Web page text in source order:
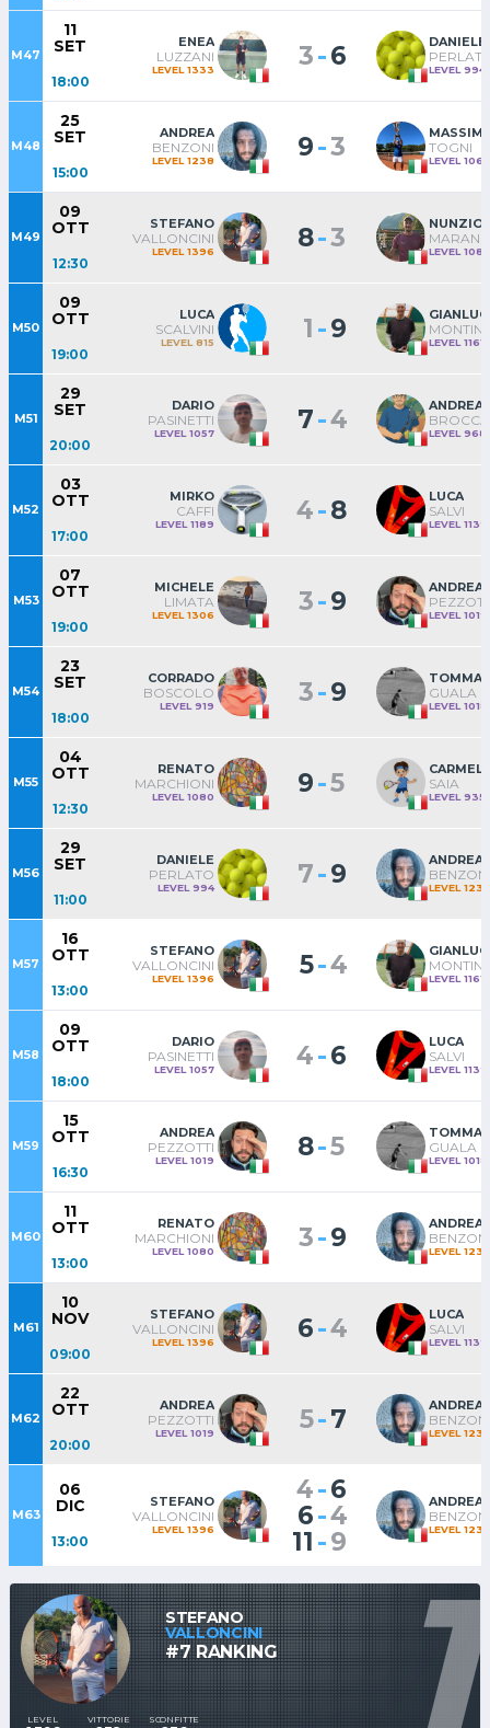
M47
11
SET
18:00
ENEA
LUZZANI
LEVEL 1333 3-6 DANIELE
LEVEL 994
M48
25
SET
15:00
ANDREA
BENZONI
LEVEL 1238 9-3 TOGNI
LEVEL 1063
M49
09
OTT
12:30
STEFANO
VALLONCINI
LEVEL 1396 8-3 NUNZIO
LEVEL 1086
M50
09
OTT
19:00
LUCA
SCALVINI
LEVEL 815 1 -9 MONTINI
LEVEL 1161
M51
29
SET
20:00
DARIO
PASINETTI
LEVEL 1057 7-4 ANDREA
BROCCA
LEVEL 968
M52
03
OTT
17:00
MIRKO
CAFFI
LEVEL 1189 4-8 LUCA
SALVI
LEVEL 1139
M53
07
OTT
19:00
MICHELE
LIMATA
LEVEL 1306 3-9 ANDREA
LEVEL 1019
M54
23
SET
18:00
CORRADO
BOSCOLO
LEVEL 919 3-9 GUALA
LEVEL 1018
M55
04
OTT
12:30
RENATO
MARCHIONI
LEVEL 1080 9-5 SAIA
LEVEL 935
M56
29
SET
11:00
DANIELE
PERLATO
LEVEL 994 7-9 ANDREA
BENZONI
LEVEL 1238
M57
16
OTT
13:00
STEFANO
VALLONCINI
LEVEL 1396 5-4 MONTINI
LEVEL 1161
M58
09
OTT
18:00
DARIO
PASINETTI
LEVEL 1057 4-6 LUCA
SALVI
LEVEL 1139
M59
15
OTT
16:30
ANDREA
PEZZOTTI
LEVEL 1019 8-5 GUALA
LEVEL 1018
M60
11
OTT
13:00
RENATO
MARCHIONI
LEVEL 1080 3-9 ANDREA
BENZONI
LEVEL 1238
M61
10
NOV
09:00
STEFANO
VALLONCINI
LEVEL 1396 6-4 LUCA
SALVI
LEVEL 1139
M62
22
OTT
20:00
ANDREA
PEZZOTTI
LEVEL 1019 5-7 ANDREA
BENZONI
LEVEL 1238
M63
06
DIC
13:00
STEFANO
VALLONCINI
LEVEL 1396
4-6
6-4
11 -9
ANDREA
BENZONI
LEVEL 1238
1
STEFANO
VALLONCINI
#7 RANKING
LEVEL VITTORIE SCONFITTE